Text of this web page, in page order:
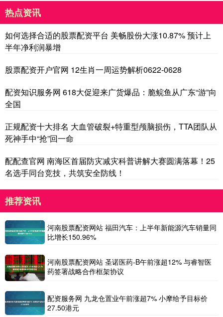
热点资讯
如何选择合适的股票配资平台 美畅股份大涨10.87% 预计上
半年净利润暴增
股票配资开户官网 12生肖一周运势解析0622-0628
配资知识服务网 618大促迎来广货爆品：脆鲩鱼从广东“游”向
全国
正规配资十大排名 大血管破裂+特重型颅脑损伤，TTA团队从
死神手中“抢”回一命
配配查官网 南海区首届防灾减灾科普讲解大赛圆满落幕！25
名选手同台竞技，共筑安全防线！
推荐资讯
河南股票配资网站 福田汽车：上半年新能源汽车销量同
比增长150.96%
河南股票配资网站 圣诺医药-B午前涨超12% 与睿智医
药签署战略合作框架协议
配资服务网 九龙仓置业午前涨超7% 小摩给予目标价
27.50港元